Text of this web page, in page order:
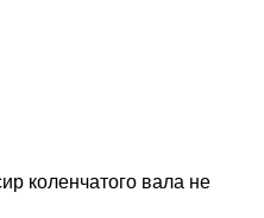
коленчатого вала не